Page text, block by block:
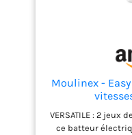
Moulinex -
VERSATILE : 2
ce batteur